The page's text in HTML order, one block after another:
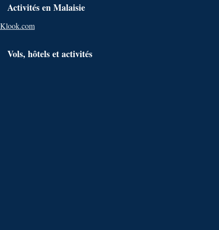
Activités en Malaisie
Klook.com
Vols, hôtels et activités